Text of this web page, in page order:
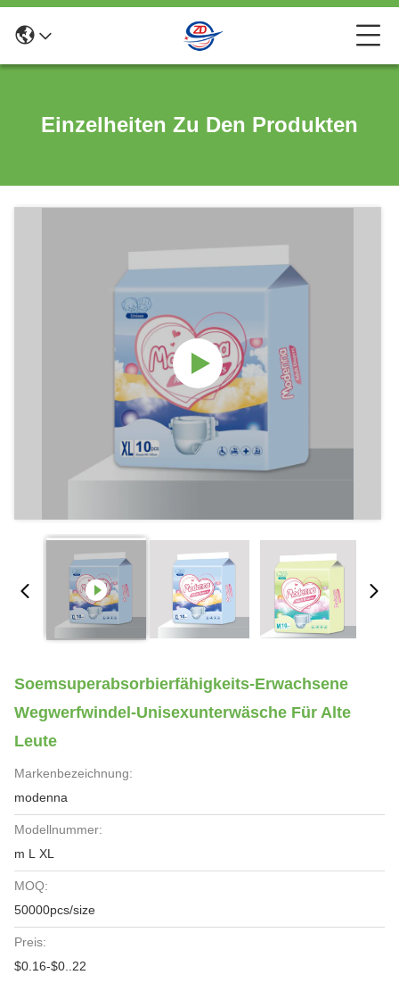
Einzelheiten Zu Den Produkten
Soemsuperabsorbierfähigkeits-Erwachsene
Wegwerfwindel-Unisexunterwäsche Für Alte
Leute
Markenbezeichnung:
modenna
Modellnummer:
m L XL
MOQ:
50000pcs/size
Preis:
$0.16-$0..22